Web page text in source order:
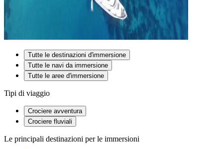
Tutte le destinazioni d'immersione
Tutte le navi da immersione
Tutte le aree d'immersione
Tipi di viaggio
Crociere avventura
Crociere fluviali
Le principali destinazioni per le immersioni